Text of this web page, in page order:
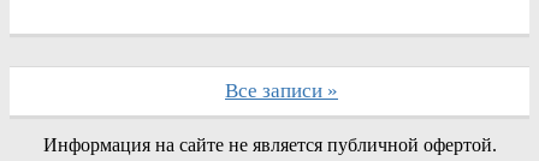
Все записи »
Информация на сайте не является публичной офертой.